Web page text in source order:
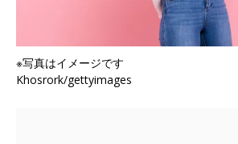
※写真はイメージです
Khosrork/gettyimages